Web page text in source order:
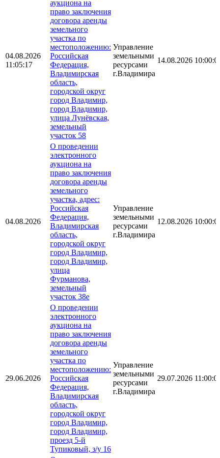
04.08.2026
11:05:17
аукциона на
право заключения
договора аренды
земельного
участка по
местоположению:
Российская
Федерация,
Владимирская
область,
городской округ
город Владимир,
город Владимир,
улица Лунёвская,
земельный
участок 58
Управление
земельными
ресурсами
г.Владимира
14.08.2026
04.08.2026
О проведении
электронного
аукциона на
право заключения
договора аренды
земельного
участка, адрес:
Российская
Федерация,
Владимирская
область,
городской округ
город Владимир,
город Владимир,
улица
Фурманова,
земельный
участок 38е
Управление
земельными
ресурсами
г.Владимира
12.08.2026
29.06.2026
О проведении
электронного
аукциона на
право заключения
договора аренды
земельного
участка по
местоположению:
Российская
Федерация,
Владимирская
область,
городской округ
город Владимир,
город Владимир,
проезд 5-й
Тупиковый, з/у 16
Управление
земельными
ресурсами
г.Владимира
29.07.2026